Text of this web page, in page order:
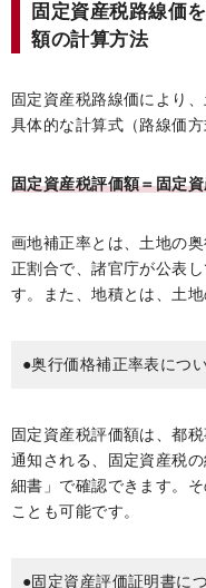
固定資産税路線価
額の計算方法
固定資産税路線価により
具体的な計算式（路線価
固定資産税評価額＝固定
画地補正率とは、土地の
正割合で、諸官庁が公表
す。また、地積とは、土地
●奥行価格補正率表につ
固定資産税評価額は、都
通知される、固定資産税
細書」で確認できます。
ことも可能です。
●固定資産評価証明書に